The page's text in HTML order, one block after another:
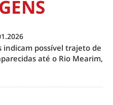
indicam possível trajeto de
até o Rio Mearim,